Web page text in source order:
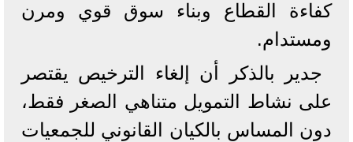
كفاءة القطاع وبناء سوق قوي ومرن
ومستدام.
جدير بالذكر أن إلغاء الترخيص يقتصر
على نشاط التمويل متناهي الصغر فقط،
دون المساس بالكيان القانوني للجمعيات